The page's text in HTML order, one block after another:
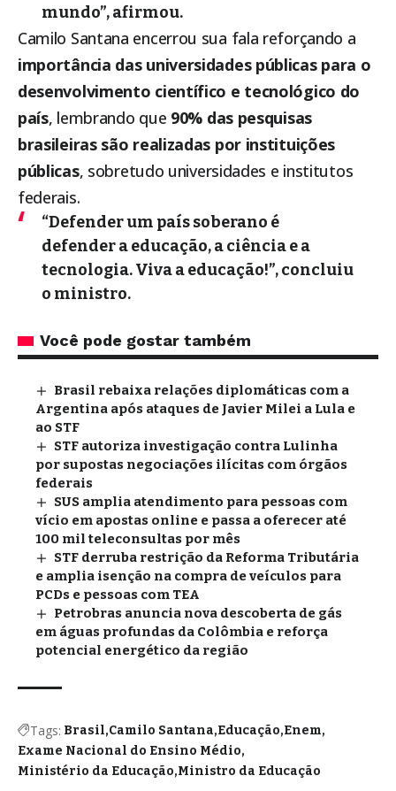
mundo”, afirmou.
Camilo Santana encerrou sua fala reforçando a
importância das universidades públicas para o
desenvolvimento científico e tecnológico do
país, lembrando que 90% das pesquisas
brasileiras são realizadas por instituições
públicas, sobretudo universidades e institutos
federais.
“Defender um país soberano é
defender a educação, a ciência e a
tecnologia. Viva a educação!”, concluiu
o ministro.
Você pode gostar também
Brasil rebaixa relações diplomáticas com a
Argentina após ataques de Javier Milei a Lula e
ao STF
STF autoriza investigação contra Lulinha
por supostas negociações ilícitas com órgãos
federais
SUS amplia atendimento para pessoas com
vício em apostas online e passa a oferecer até
100 mil teleconsultas por mês
STF derruba restrição da Reforma Tributária
e amplia isenção na compra de veículos para
PCDs e pessoas com TEA
Petrobras anuncia nova descoberta de gás
em águas profundas da Colômbia e reforça
potencial energético da região
Tags: Brasil Camilo Santana Educação Enem
Exame Nacional do Ensino Médio
Ministério da Educação Ministro da Educação